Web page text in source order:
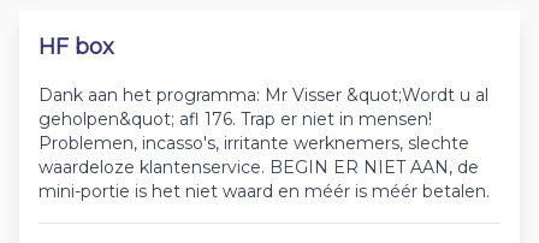
HF box
Dank aan het programma: Mr Visser &quot;Wordt u al
geholpen&quot; afl 176. Trap er niet in mensen!
Problemen, incasso's, irritante werknemers, slechte
waardeloze klantenservice. BEGIN ER NIET AAN, de
mini-portie is het niet waard en méér is méér betalen.